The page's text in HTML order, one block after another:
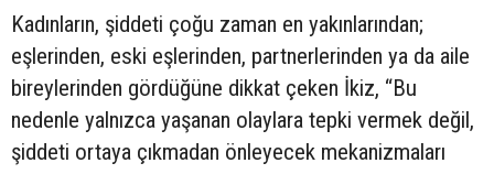
Kadınların, şiddeti çoğu zaman en yakınlarından;
eşlerinden, eski eşlerinden, partnerlerinden ya da aile
bireylerinden gördüğüne dikkat çeken İkiz, “Bu
nedenle yalnızca yaşanan olaylara tepki vermek değil,
şiddeti ortaya çıkmadan önleyecek mekanizmaları